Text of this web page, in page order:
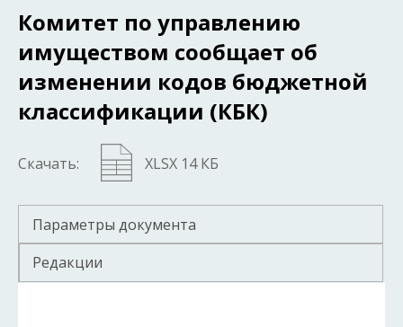
Комитет по управлению
имуществом сообщает об
изменении кодов бюджетной
классификации (КБК)
Скачать: XLSX 14 КБ
Параметры документа
Редакции